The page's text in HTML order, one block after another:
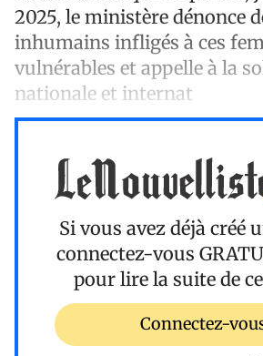
2025, le ministère dénonce
inhumains infligés à ces
vulnérables et appelle à la
nationale et internat
Si vous avez déjà créé
connectez-vous
pour lire la suite de
Connectez-